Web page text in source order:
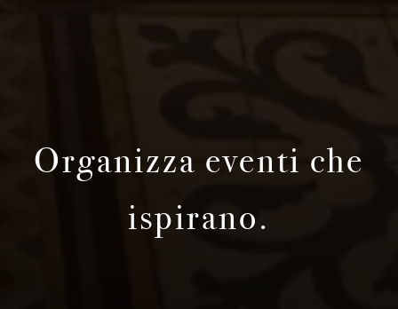
Organizza eventi che
ispirano.